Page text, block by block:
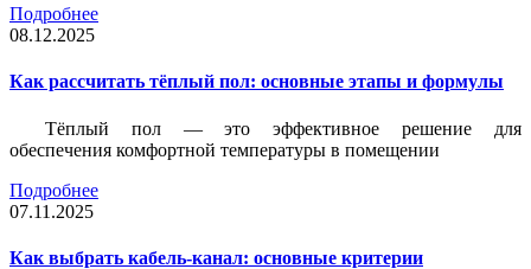
Подробнее
08.12.2025
Как рассчитать тёплый пол: основные этапы и формулы
Тёплый пол — это эффективное решение для
обеспечения комфортной температуры в помещении
Подробнее
07.11.2025
Как выбрать кабель-канал: основные критерии